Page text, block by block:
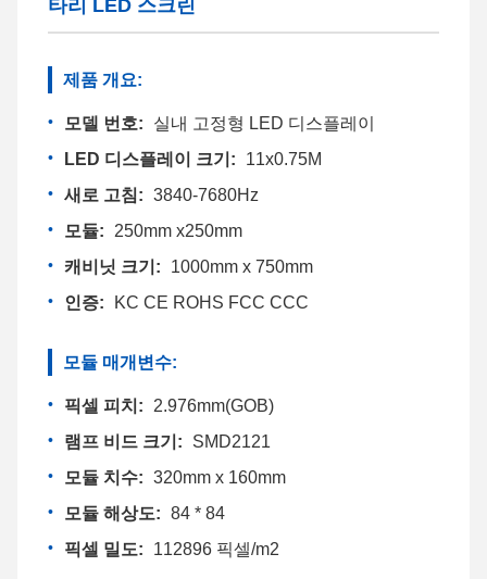
타리 LED 스크린
제품 개요:
모델 번호:
실내 고정형 LED 디스플레이
LED 디스플레이 크기:
11x0.75M
새로 고침: 3840-7680Hz
모듈:
250mm x250mm
캐비닛 크기:
1000mm x 750mm
인증:
KC CE ROHS FCC CCC
모듈 매개변수:
픽셀 피치:
2.976mm(GOB)
램프 비드 크기:
SMD2121
모듈 치수: 320mm x 160mm
모듈 해상도: 84 * 84
픽셀 밀도:
112896 픽셀/m2